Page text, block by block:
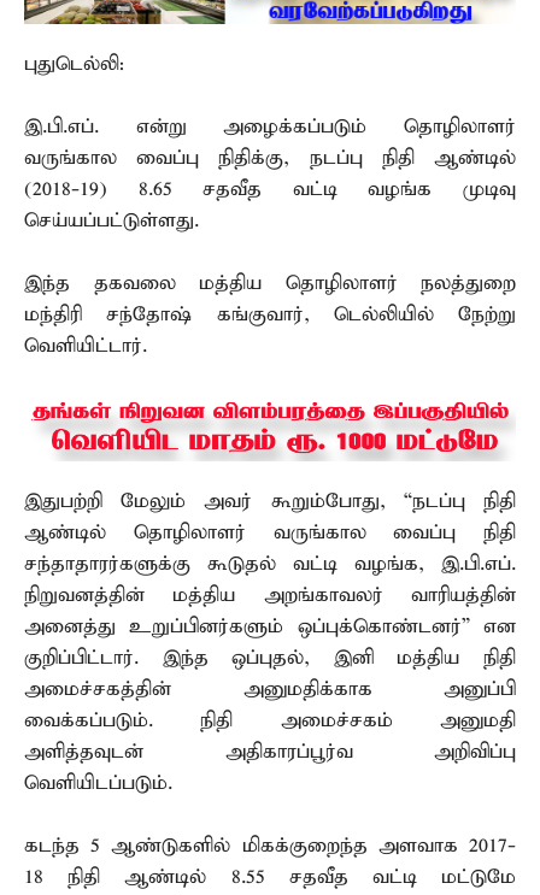
புதுடெல்லி:
இ.பி.எப். என்று அழைக்கப்படும் தொழிலாளர்
வருங்கால வைப்பு நிதிக்கு, நடப்பு நிதி ஆண்டில்
(2018-19) 8.65 சதவீத வட்டி வழங்க முடிவு
செய்யப்பட்டுள்ளது.
இந்த தகவலை மத்திய தொழிலாளர் நலத்துறை
மந்திரி சந்தோஷ் கங்குவார், டெல்லியில் நேற்று
வெளியிட்டார்.
இதுபற்றி மேலும் அவர் கூறும்போது, “நடப்பு நிதி
ஆண்டில் தொழிலாளர் வருங்கால வைப்பு நிதி
சந்தாதாரர்களுக்கு கூடுதல் வட்டி வழங்க, இ.பி.எப்.
நிறுவனத்தின் மத்திய அறங்காவலர் வாரியத்தின்
அனைத்து உறுப்பினர்களும் ஒப்புக்கொண்டனர்” என
குறிப்பிட்டார். இந்த ஒப்புதல், இனி மத்திய நிதி
அமைச்சகத்தின் அனுமதிக்காக அனுப்பி
வைக்கப்படும். நிதி அமைச்சகம் அனுமதி
அளித்தவுடன் அதிகாரப்பூர்வ அறிவிப்பு
வெளியிடப்படும்.
கடந்த 5 ஆண்டுகளில் மிகக்குறைந்த அளவாக 2017-
18 நிதி ஆண்டில் 8.55 சதவீத வட்டி மட்டுமே